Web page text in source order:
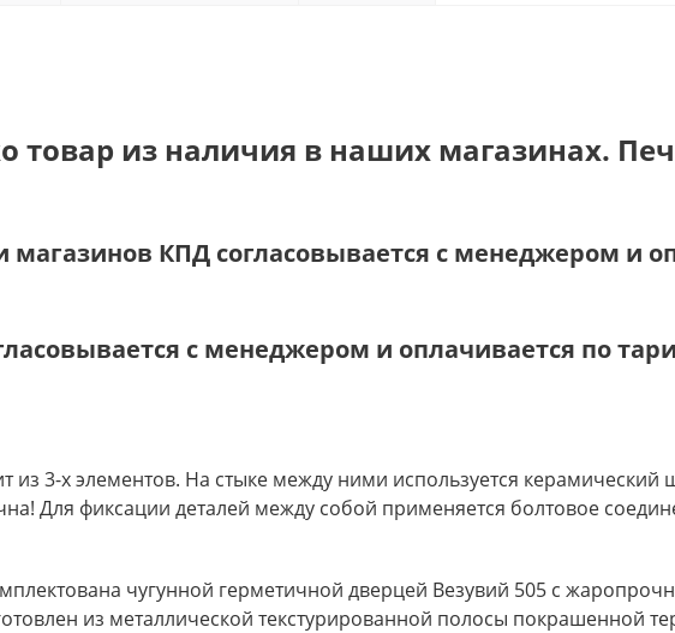
товар из наличия в наших магазинах.
магазинов КПД согласовывается с менеджером и
с менеджером и оплачивается по
из 3-х элементов. На стыке между ними используется
Для фиксации деталей между собой применяется болтовое
чугунной герметичной дверцей Везувий 505 с
из металлической текстурированной полосы покрашенной